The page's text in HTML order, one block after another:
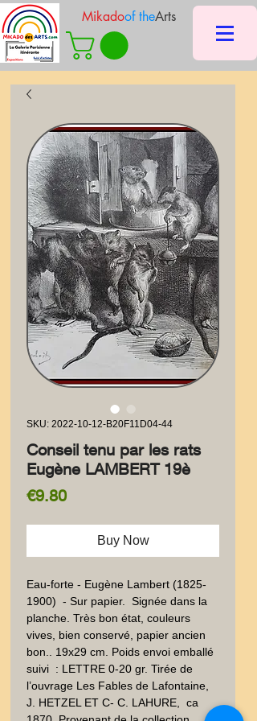
Mikadoof theArts
SKU: 2022-10-12-B20F11D04-44
Conseil tenu par les rats
Eugène LAMBERT 19è
€9.80Price
Buy Now
Eau-forte - Eugène Lambert (1825-
1900)  - Sur papier.  Signée dans la
planche. Très bon état, couleurs
vives, bien conservé, papier ancien
bon.. 19x29 cm. Poids envoi emballé
suivi  : LETTRE 0-20 gr. Tirée de
l’ouvrage Les Fables de Lafontaine,
J. HETZEL ET C- C. LAHURE,  ca